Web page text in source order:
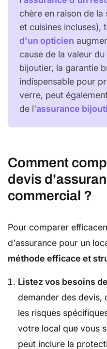
chère en raison de
et cuisines incluses),
d'un opticien
cause de la valeur
bijoutier, la garantie
indispensable pour
verre, peut
de l'assurance
Comment
devis
commercial ?
Pour comparer
d'assurance pour un
méthode efficace et
Listez vos besoins
demander des devis,
les risques
votre local que vous
peut inclure la